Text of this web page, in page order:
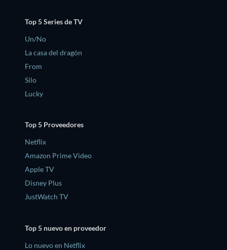
Top 5 Series de TV
Un/No
La casa del dragón
From
Silo
Lucky
Top 5 Proveedores
Netflix
Amazon Prime Video
Apple TV
Disney Plus
JustWatch TV
Top 5 nuevo en proveedor
Lo nuevo en Netflix